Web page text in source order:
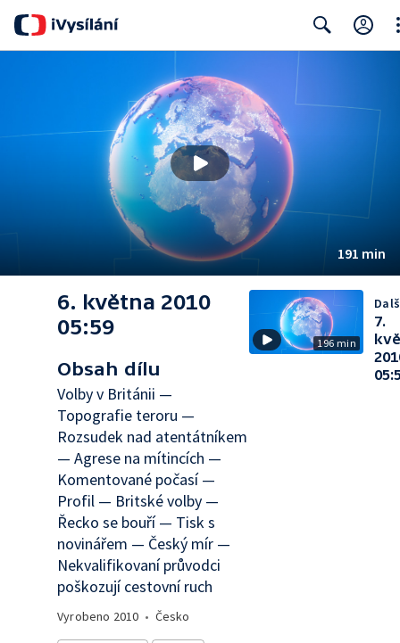
191 min
6. května 2010
05:59
Obsah dílu
Volby v Británii —
Topografie teroru —
Rozsudek nad atentátníkem
— Agrese na mítincích —
Komentované počasí —
Profil — Britské volby —
Řecko se bouří — Tisk s
novinářem — Český mír —
Nekvalifikovaní průvodci
poškozují cestovní ruch
Vyrobeno 2010 • Česko
196 min
7.